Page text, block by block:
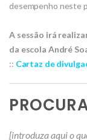
desempenho neste
A sessão irá
da escola André
:: Cartaz de